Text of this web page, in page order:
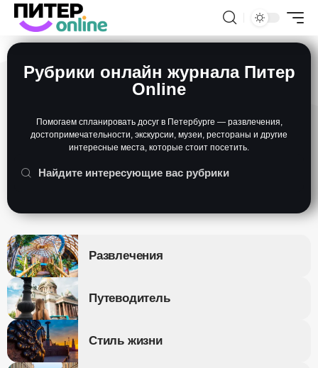
Рубрики онлайн журнала Питер
Online
Помогаем спланировать досуг в Петербурге — развлечения,
достопримечательности, экскурсии, музеи, рестораны и другие
интересные места, которые стоит посетить.
Развлечения
Путеводитель
Стиль жизни